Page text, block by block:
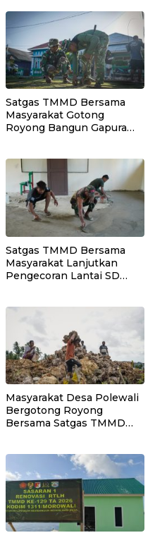
Satgas TMMD Bersama
Masyarakat Gotong
Royong Bangun Gapura
Satgas TMMD Bersama
Masyarakat Lanjutkan
Pengecoran Lantai SD
Masyarakat Desa Polewali
Bergotong Royong
Bersama Satgas TMMD